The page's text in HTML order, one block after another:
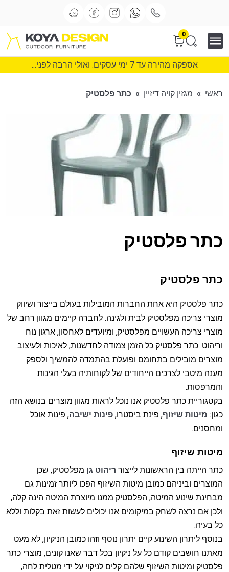
0
אספקה מהירה עד 7 ימי עסקים. ואולי הרבה לפני...
ראשי » מגזין קויה דיזיין » כתר פלסטיק
כתר פלסטיק
כתר פלסטיק
כתר פלסטיק היא אחת החברות המובילות בעולם בייצור ושיווק
מוצרי צריכה מפלסטיק לבית ולגינה. לחברה קיימים מגוון רחב של
מוצרי צריכה העשויים מפלסטיק, ומיועדים לאחסון, ארגון נוח
וריהוט. כתר פלסטיק כל הזמן צמודה לחדשנות, לאיכות ולעיצוב
מוצרים מובילים בתחומם ופועלת בהתמדה להמשיך ולספק
מענה מיטבי לצרכים הייחודים של לקוחותיה בעלי הגינות
והמרפסות.
בקטגוריית כתר פלסטיק אנו נוכל לראות מגוון מוצרים בנושא הזה
כגון: מיטות שיזוף, פינת ביסטרו, פינות ישיבה, פינות אוכל
ומחסנים.
מיטות שיזוף
כתר הייתה בין הראשונות לייצור ריהוט גן מפלסטיק, שכן
המוצרים וביניהם כמובן מיטות השיזוף הפכו ליותר זמינות גם
מבחינת שינוע המיטה, הפלסטיק ממנו מיוצרת המיטה הינה קלה,
ולכן אם נרצה לשחק במיקומים אנו יכולים לעשות זאת בקלות וללא
כל בעיה.
בנוסף ליתרון השינוע קיים יתרון נוסף וזהו כמובן הניקיון, לא מעט
מאתנו חושבים קודם כל על ניקיון בכל דבר שאנו קונים, מוצרי כתר
פלסטיק ומיטות השיזוף שלהם קלים לניקוי על ידי מטלית לחה,